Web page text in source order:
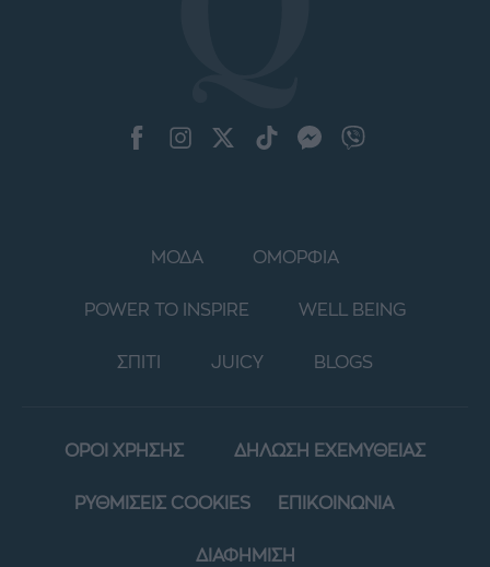
ΜΟΔΑ ΟΜΟΡΦΙΑ
POWER TO INSPIRE WELL BEING
ΣΠΙΤΙ JUICY BLOGS
ΟΡΟΙ ΧΡΗΣΗΣ ΔΗΛΩΣΗ ΕΧΕΜΥΘΕΙΑΣ
ΡΥΘΜΙΣΕΙΣ COOKIES ΕΠΙΚΟΙΝΩΝΙΑ
ΔΙΑΦΗΜΙΣΗ